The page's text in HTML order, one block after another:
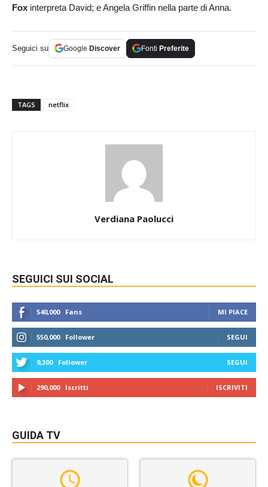
Fox interpreta David; e Angela Griffin nella parte di Anna.
Seguici su Google Discover Fonti Preferite
TAGS netflix
Verdiana Paolucci
SEGUICI SUI SOCIAL
540,000 Fans MI PIACE
550,000 Follower SEGUI
9,300 Follower SEGUI
290,000 Iscritti ISCRIVITI
GUIDA TV